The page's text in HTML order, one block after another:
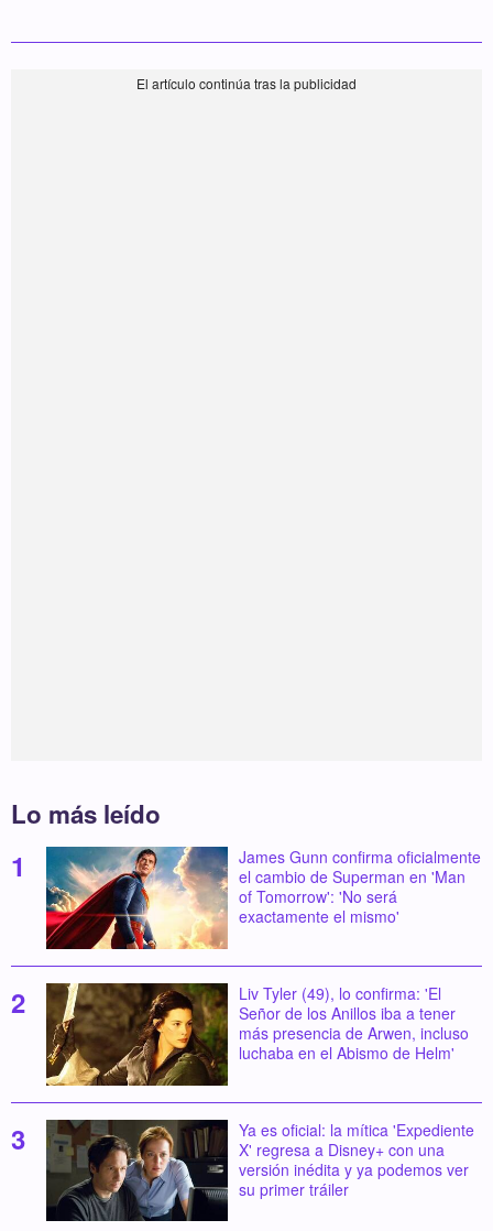
Lo más leído
James Gunn confirma oficialmente
el cambio de Superman en 'Man
of Tomorrow': 'No será
exactamente el mismo'
Liv Tyler (49), lo confirma: 'El
Señor de los Anillos iba a tener
más presencia de Arwen, incluso
luchaba en el Abismo de Helm'
Ya es oficial: la mítica 'Expediente
X' regresa a Disney+ con una
versión inédita y ya podemos ver
su primer tráiler